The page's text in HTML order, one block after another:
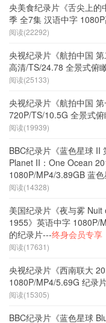
央美食纪录片《舌尖上
季 全7集 汉语中字
阅读(22292)
央视纪录片《航拍中国
高清/TS/24.78 全景式俯
阅读(25133)
央视纪录片《航拍中国
720P/TS/10.5G 全景式
阅读(19939)
BBC纪录片《蓝色星球 II
Planet II：One Ocean
1080P/MP4/3.89GB 蓝
阅读(14328)
美国纪录片《夜与雾
1955》英语中字 1080P/
的纪录片---终身会员专享
阅读(17631)
央视纪录片《西南联大
1080P/MP4/5.69G 纪录
阅读(15305)
BBC纪录片《蓝色星球